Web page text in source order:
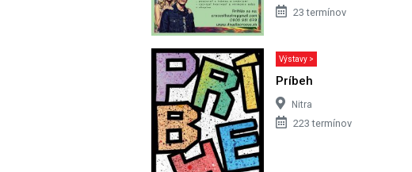
23 termínov
Výstavy >
Príbeh
Nitra
223 termínov